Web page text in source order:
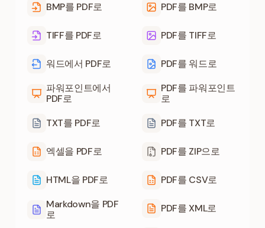
BMP를 PDF로
TIFF를 PDF로
워드에서 PDF로
파워포인트에서
PDF로
TXT를 PDF로
엑셀을 PDF로
HTML을 PDF로
Markdown을 PDF
로
PDF를 BMP로
PDF를 TIFF로
PDF를 워드로
PDF를 파워포인트
로
PDF를 TXT로
PDF를 ZIP으로
PDF를 CSV로
PDF를 XML로